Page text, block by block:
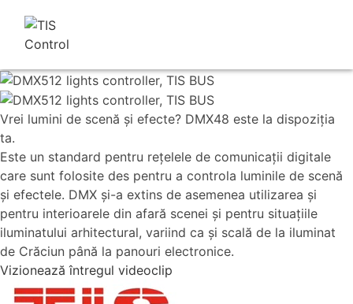
Vrei lumini de scenă şi efecte? DMX48 este la dispoziţia
ta.
Este un standard pentru reţelele de comunicaţii digitale
care sunt folosite des pentru a controla luminile de scenă
şi efectele. DMX şi-a extins de asemenea utilizarea şi
pentru interioarele din afară scenei şi pentru situaţiile
iluminatului arhitectural, variind ca şi scală de la iluminat
de Crăciun până la panouri electronice.
Vizionează întregul videoclip